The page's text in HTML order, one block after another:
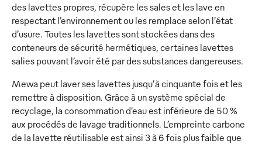
des lavettes propres, récupère les sales et les lave en
respectant l’environnement ou les remplace selon l’état
d’usure. Toutes les lavettes sont stockées dans des
conteneurs de sécurité hermétiques, certaines lavettes
salies pouvant l’avoir été par des substances dangereuses.
Mewa peut laver ses lavettes jusqu’à cinquante fois et les
remettre à disposition. Grâce à un système spécial de
recyclage, la consommation d’eau est inférieure de 50 %
aux procédés de lavage traditionnels. L’empreinte carbone
de la lavette réutilisable est ainsi 3 à 6 fois plus faible que